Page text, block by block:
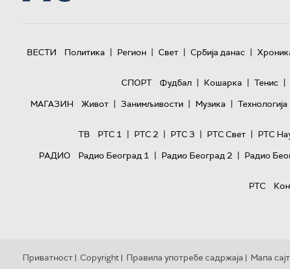
ВЕСТИ Политика | Регион | Свет | Србија данас |
СПОРТ
Фудбал | Кошарка | Тенис |
МАГАЗИН
Живот | Занимљивости | Музика | Технологијa
ТВ
РТС 1 | РТС 2 | РТС 3 | РТС Свет | РТС
РАДИО
Радио Београд 1 | Радио Београд 2 | Радио
РТС
Приватност | Copyright | Правила употребе садржаја | Мапа